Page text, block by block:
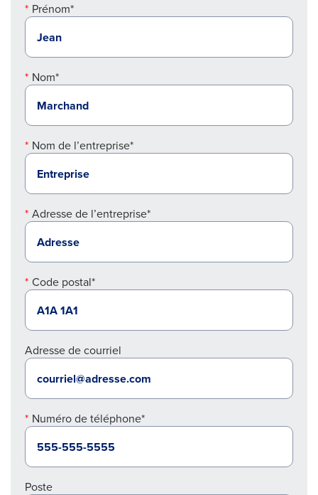
Prénom*
Nom*
Nom de l’entreprise*
Adresse de l’entreprise*
Code postal*
Adresse de courriel
Numéro de téléphone*
Poste